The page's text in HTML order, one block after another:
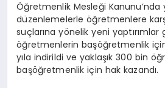
Öğretmenlik Mesleği Kanunu’nda
düzenlemelerle öğretmenlere
suçlarına yönelik yeni yaptırımlar
öğretmenlerin başöğretmenlik
yıla indirildi ve yaklaşık 300 bin
başöğretmenlik için hak kazandı.